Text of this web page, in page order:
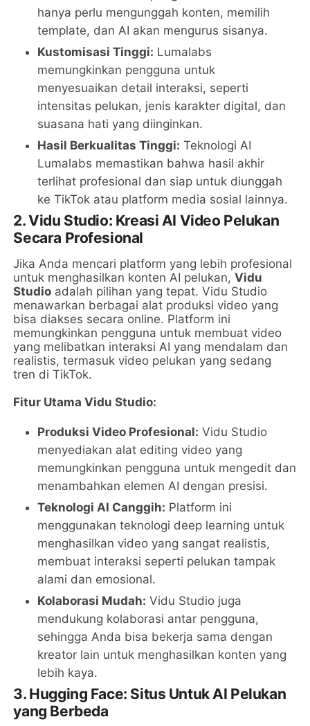
hanya perlu mengunggah konten, memilih
template, dan AI akan mengurus sisanya.
Kustomisasi Tinggi: Lumalabs
memungkinkan pengguna untuk
menyesuaikan detail interaksi, seperti
intensitas pelukan, jenis karakter digital, dan
suasana hati yang diinginkan.
Hasil Berkualitas Tinggi: Teknologi AI
Lumalabs memastikan bahwa hasil akhir
terlihat profesional dan siap untuk diunggah
ke TikTok atau platform media sosial lainnya.
2. Vidu Studio: Kreasi AI Video Pelukan
Secara Profesional
Jika Anda mencari platform yang lebih profesional
untuk menghasilkan konten AI pelukan,Vidu
Studio adalah pilihan yang tepat. Vidu Studio
menawarkan berbagai alat produksi video yang
bisa diakses secara online. Platform ini
memungkinkan pengguna untuk membuat video
yang melibatkan interaksi AI yang mendalam dan
realistis, termasuk video pelukan yang sedang
tren di TikTok.
Fitur Utama Vidu Studio:
Produksi Video Profesional: Vidu Studio
menyediakan alat editing video yang
memungkinkan pengguna untuk mengedit dan
menambahkan elemen AI dengan presisi.
Teknologi AI Canggih: Platform ini
menggunakan teknologi deep learning untuk
menghasilkan video yang sangat realistis,
membuat interaksi seperti pelukan tampak
alami dan emosional.
Kolaborasi Mudah: Vidu Studio juga
mendukung kolaborasi antar pengguna,
sehingga Anda bisa bekerja sama dengan
kreator lain untuk menghasilkan konten yang
lebih kaya.
3. Hugging Face: Situs Untuk AI Pelukan
yang Berbeda